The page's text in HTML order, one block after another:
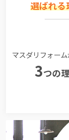
選ばれる
マスダリフォー
3つの